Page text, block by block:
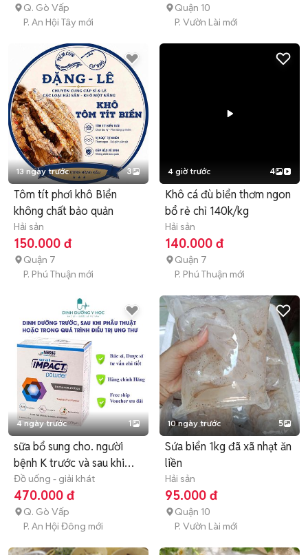
Q. Gò Vấp
P. An Hội Tây mới
Quận 10
P. Vườn Lài mới
13 ngày trước 3
Tôm tít phơi khô Biển
không chất bảo quản
Hải sản
150.000 đ
Quận 7
P. Phú Thuận mới
4 giờ trước 4
Khô cá đù biển thơm ngon
bổ rẻ chỉ 140k/kg
Hải sản
140.000 đ
Quận 7
P. Phú Thuận mới
4 ngày trước 1
sữa bổ sung cho. người
bệnh K trước và sau khi
mổ
Đồ uống - giải khát
470.000 đ
Q. Gò Vấp
P. An Hội Đông mới
10 ngày trước 5
Sứa biển 1kg đã xã nhạt ăn
liền
Hải sản
95.000 đ
Quận 10
P. Vườn Lài mới